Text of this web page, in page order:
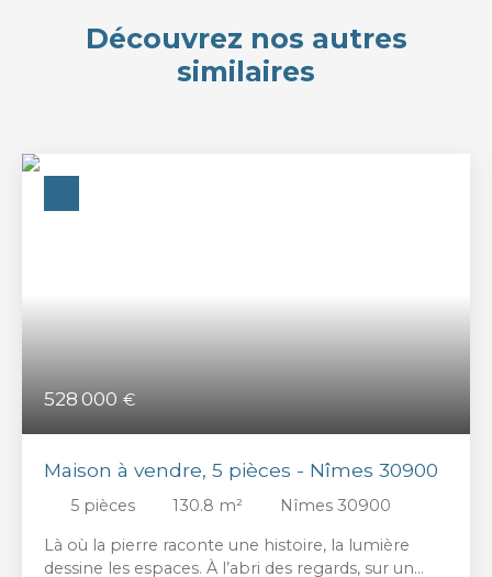
Découvrez nos autres
similaires
528 000 €
Maison à vendre, 5 pièces - Nîmes 30900
5 pièces 130.8 m²
Nîmes 30900
Là où la pierre raconte une histoire, la lumière
dessine les espaces. À l’abri des regards, sur un